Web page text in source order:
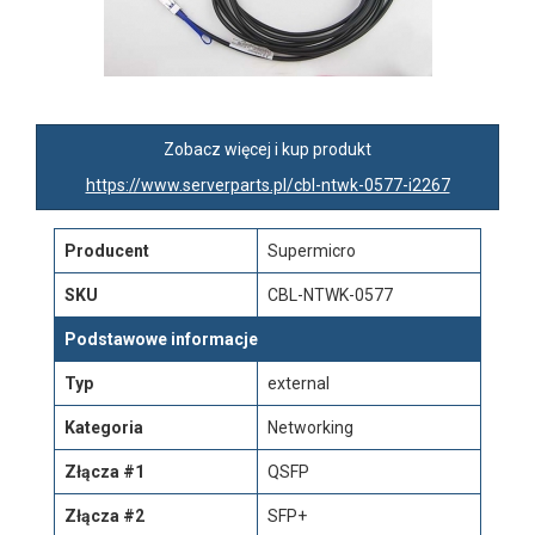
Zobacz więcej i kup produkt
https://www.serverparts.pl/cbl-ntwk-0577-i2267
Producent Supermicro
SKU CBL-NTWK-0577
Podstawowe informacje
Typ external
Kategoria Networking
Złącza #1 QSFP
Złącza #2 SFP+